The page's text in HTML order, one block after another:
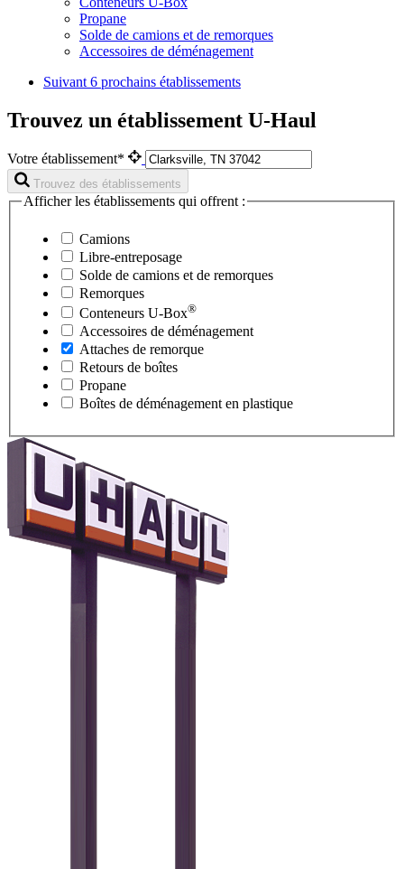
Propane
Solde de camions et de remorques
Accessoires de déménagement
Suivant 6 prochains établissements
Trouvez un établissement U-Haul
Votre établissement*
Trouvez des établissements
Afficher les établissements qui offrent :
Camions
Libre-entreposage
Solde de camions et de remorques
Remorques
Conteneurs U-Box®
Accessoires de déménagement
Attaches de remorque
Retours de boîtes
Propane
Boîtes de déménagement en plastique